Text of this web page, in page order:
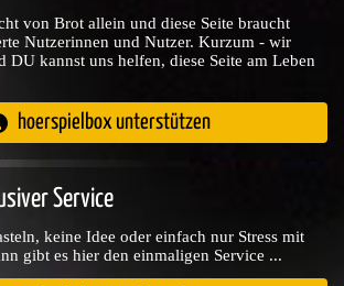
von Brot allein und diese Seite braucht
Nutzerinnen und Nutzer. Kurzum - wir
DU kannst uns helfen, diese Seite am Leben
hoerspielbox unterstützen
Service
keine Idee oder einfach nur Stress mit
gibt es hier den einmaligen Service ...